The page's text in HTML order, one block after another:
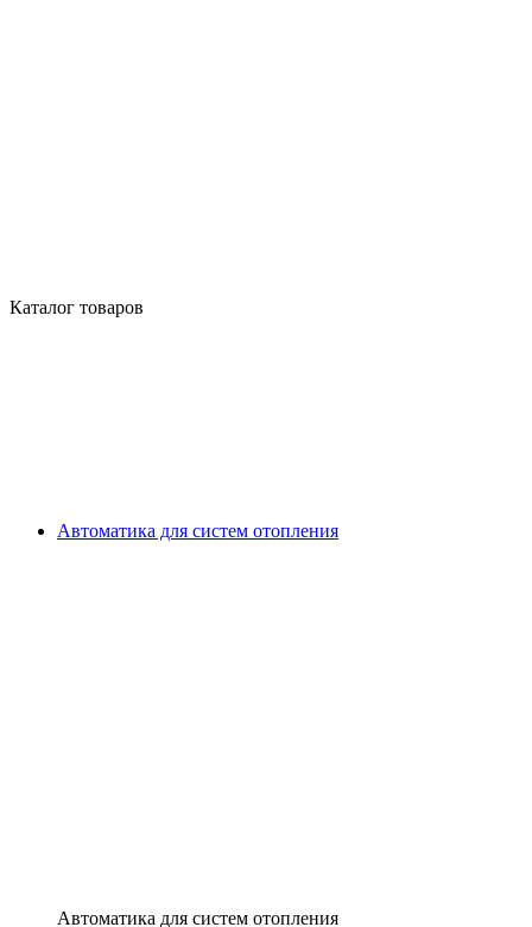
Каталог товаров
Автоматика для систем отопления
Автоматика для систем отопления